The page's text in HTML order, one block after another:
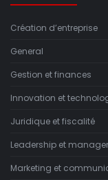
Création d’entreprise
General
Gestion et finances
Innovation et
Juridique et fiscalité
Leadership et
Marketing et